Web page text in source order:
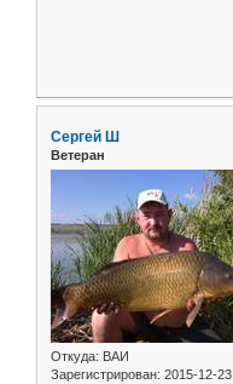
Сергей Ш
Ветеран
Откуда: ВАИ
Зарегистрирован: 2015-12-23